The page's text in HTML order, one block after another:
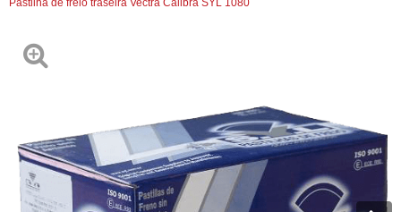
Pastilha de freio traseira Vectra Calibra SYL 1080